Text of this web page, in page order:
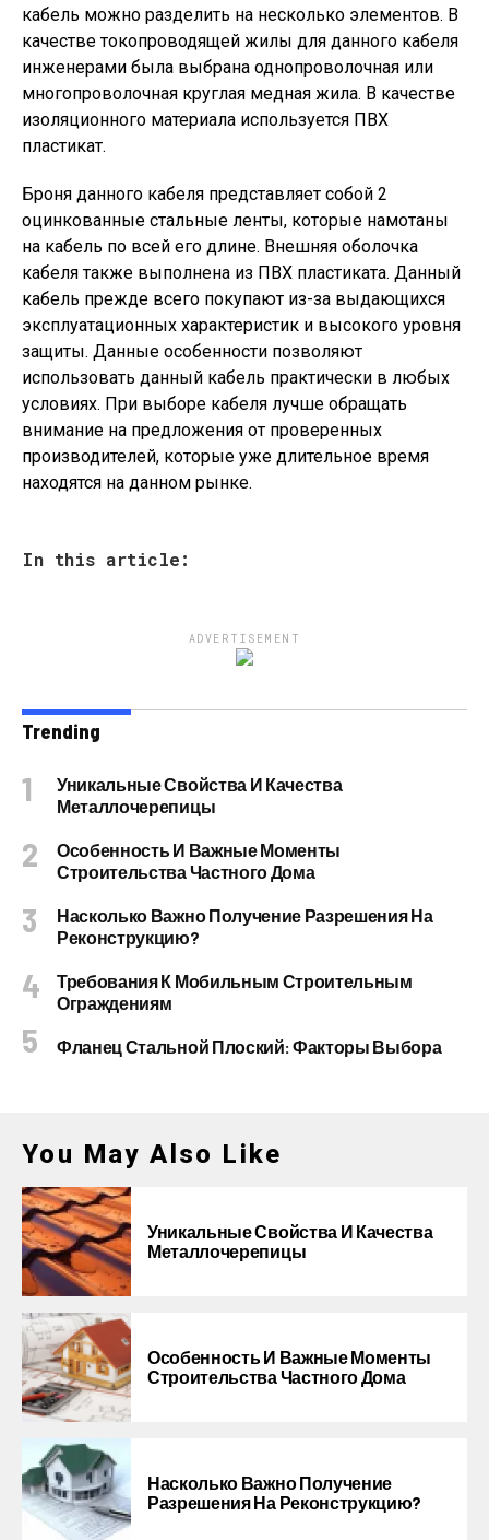
кабель можно разделить на несколько элементов. В
качестве токопроводящей жилы для данного кабеля
инженерами была выбрана однопроволочная или
многопроволочная круглая медная жила. В качестве
изоляционного материала используется ПВХ
пластикат.
Броня данного кабеля представляет собой 2
оцинкованные стальные ленты, которые намотаны
на кабель по всей его длине. Внешняя оболочка
кабеля также выполнена из ПВХ пластиката. Данный
кабель прежде всего покупают из-за выдающихся
эксплуатационных характеристик и высокого уровня
защиты. Данные особенности позволяют
использовать данный кабель практически в любых
условиях. При выборе кабеля лучше обращать
внимание на предложения от проверенных
производителей, которые уже длительное время
находятся на данном рынке.
In this article:
ADVERTISEMENT
Trending
Уникальные Свойства И Качества
Металлочерепицы
Особенность И Важные Моменты
Строительства Частного Дома
Насколько Важно Получение Разрешения На
Реконструкцию?
Требования К Мобильным Строительным
Ограждениям
Фланец Стальной Плоский: Факторы Выбора
You May Also Like
Уникальные Свойства И Качества
Металлочерепицы
Особенность И Важные Моменты
Строительства Частного Дома
Насколько Важно Получение
Разрешения На Реконструкцию?